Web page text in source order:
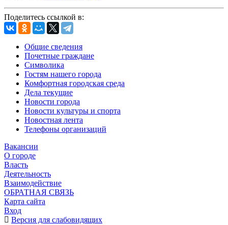
Поделитесь ссылкой в:
Общие сведения
Почетные граждане
Символика
Гостям нашего города
Комфортная городская среда
Дела текущие
Новости города
Новости культуры и спорта
Новостная лента
Телефоны организаций
Вакансии
О городе
Власть
Деятельность
Взаимодействие
ОБРАТНАЯ СВЯЗЬ
Карта сайта
Вход
Версия для слабовидящих